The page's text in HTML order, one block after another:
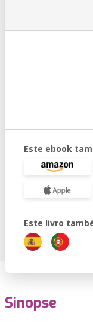
Este ebook
Este livro
Sinopse